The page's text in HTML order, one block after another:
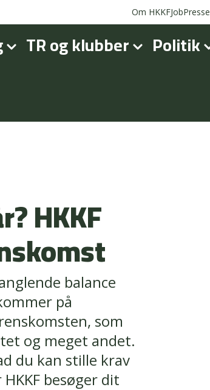
Om HKKFJobPresse
TR og klubber Politik
HKKF
balance
på
som
og meget andet.
du kan stille krav
besøger dit